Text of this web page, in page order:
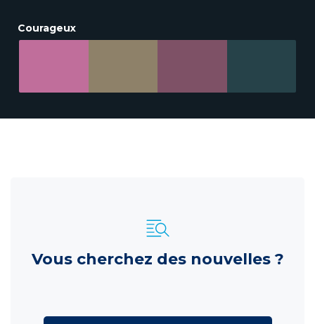
Courageux
Vous cherchez des nouvelles ?